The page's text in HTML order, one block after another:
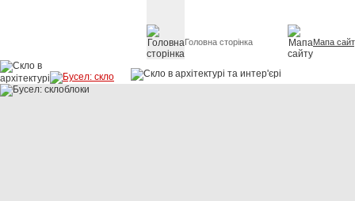
Головна сторінка Мапа